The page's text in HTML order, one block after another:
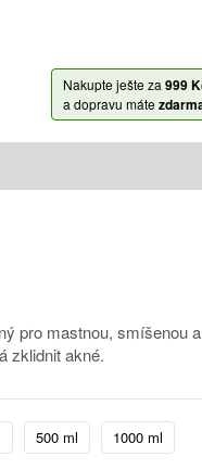
Nakupte ješte za 999
a dopravu máte
pro mastnou, smíšenou
zklidnit akné.
500 ml 1000 ml